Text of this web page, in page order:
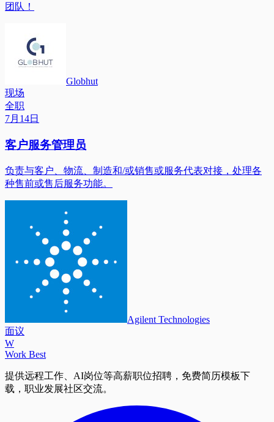
团队！
Globhut
现场
全职
7月14日
客户服务管理员
负责与客户、物流、制造和/或销售或服务代表对接，处理各
种售前或售后服务功能。
Agilent Technologies
面议
W
Work Best
提供远程工作、AI岗位等高薪职位招聘，免费简历模板下
载，职业发展社区交流。